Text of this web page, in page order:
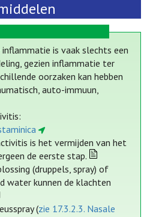
is vaak slechts een
gezien inflammatie ter
oorzaken kan hebben
auto-immuun,
is het vermijden van het
de eerste stap.
(druppels, spray) of
water kunnen de klachten
(zie 17.3.2.3. Nasale